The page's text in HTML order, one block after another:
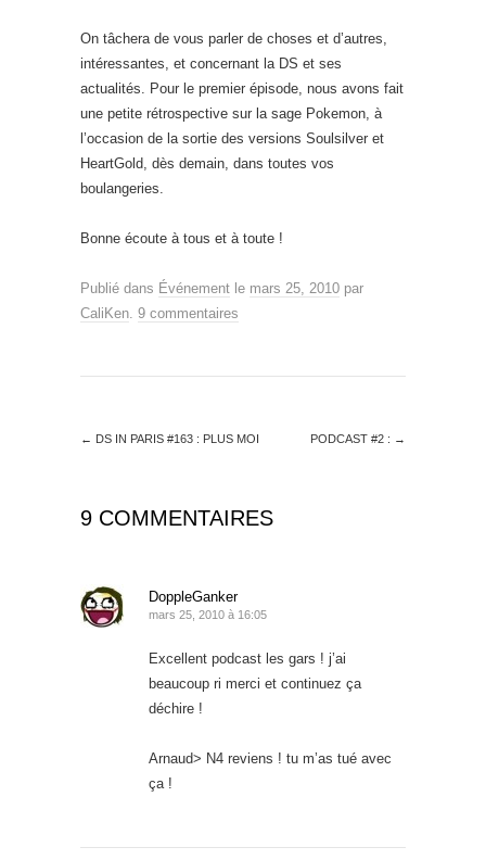
On tâchera de vous parler de choses et d’autres,
intéressantes, et concernant la DS et ses
actualités. Pour le premier épisode, nous avons fait
une petite rétrospective sur la sage Pokemon, à
l’occasion de la sortie des versions Soulsilver et
HeartGold, dès demain, dans toutes vos
boulangeries.
Bonne écoute à tous et à toute !
Publié dans Événement le mars 25, 2010 par
CaliKen 9 commentaires
← DS IN PARIS #163 : PLUS MOI PODCAST #2 : →
9 COMMENTAIRES
DoppleGanker
mars 25, 2010 à 16:05
Excellent podcast les gars ! j’ai
beaucoup ri merci et continuez ça
déchire !
Arnaud> N4 reviens ! tu m’as tué avec
ça !